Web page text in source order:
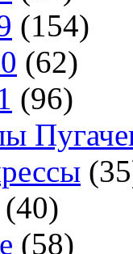
(154)
(62)
(96)
(40)
(58)